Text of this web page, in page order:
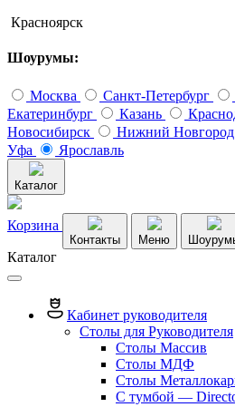
Красноярск
Шоурумы:
Москва Санкт-Петербург
Екатеринбург
Казань
Новосибирск
Нижний Новгород
Уфа
Ярославль
Каталог
Корзина
Контакты Меню
Каталог
Кабинет руководителя
Столы для Руководителя
Столы Массив
Столы МДФ
Столы
С тумбой —